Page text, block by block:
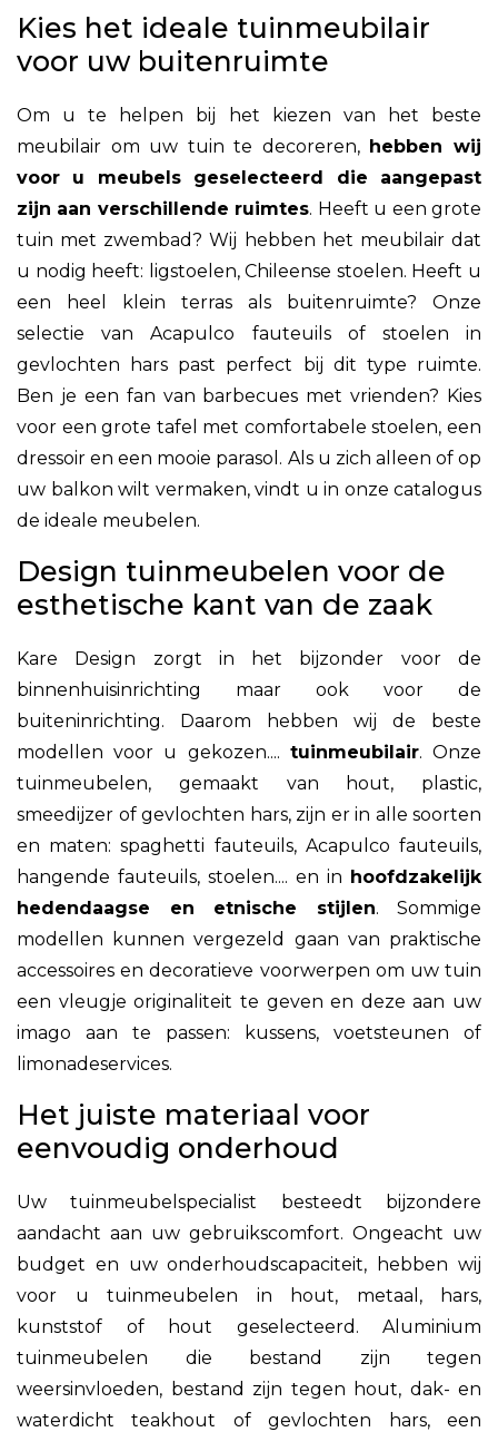
Kies het ideale tuinmeubilair
voor uw buitenruimte
Om u te helpen bij het kiezen van het beste
meubilair om uw tuin te decoreren, hebben wij
voor u meubels geselecteerd die aangepast
zijn aan verschillende ruimtes. Heeft u een grote
tuin met zwembad? Wij hebben het meubilair dat
u nodig heeft: ligstoelen, Chileense stoelen. Heeft u
een heel klein terras als buitenruimte? Onze
selectie van Acapulco fauteuils of stoelen in
gevlochten hars past perfect bij dit type ruimte.
Ben je een fan van barbecues met vrienden? Kies
voor een grote tafel met comfortabele stoelen, een
dressoir en een mooie parasol. Als u zich alleen of op
uw balkon wilt vermaken, vindt u in onze catalogus
de ideale meubelen.
Design tuinmeubelen voor de
esthetische kant van de zaak
Kare Design zorgt in het bijzonder voor de
binnenhuisinrichting maar ook voor de
buiteninrichting. Daarom hebben wij de beste
modellen voor u gekozen.... tuinmeubilair. Onze
tuinmeubelen, gemaakt van hout, plastic,
smeedijzer of gevlochten hars, zijn er in alle soorten
en maten: spaghetti fauteuils, Acapulco fauteuils,
hangende fauteuils, stoelen.... en in hoofdzakelijk
hedendaagse en etnische stijlen. Sommige
modellen kunnen vergezeld gaan van praktische
accessoires en decoratieve voorwerpen om uw tuin
een vleugje originaliteit te geven en deze aan uw
imago aan te passen: kussens, voetsteunen of
limonadeservices.
Het juiste materiaal voor
eenvoudig onderhoud
Uw tuinmeubelspecialist besteedt bijzondere
aandacht aan uw gebruikscomfort. Ongeacht uw
budget en uw onderhoudscapaciteit, hebben wij
voor u tuinmeubelen in hout, metaal, hars,
kunststof of hout geselecteerd. Aluminium
tuinmeubelen die bestand zijn tegen
weersinvloeden, bestand zijn tegen hout, dak- en
waterdicht teakhout of gevlochten hars, een